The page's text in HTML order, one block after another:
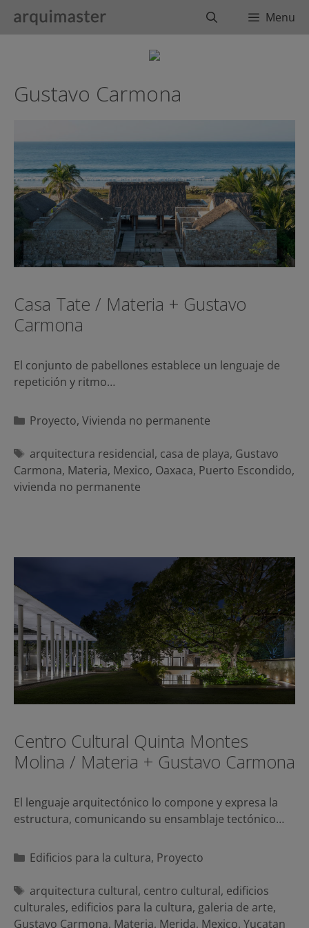
BuscarMenu
Gustavo Carmona
Casa Tate / Materia + Gustavo
Carmona
El conjunto de pabellones establece un lenguaje de
repetición y ritmo…
Categorías
Proyecto, Vivienda no permanente
Etiquetas
arquitectura residencial, casa de playa, Gustavo
Carmona, Materia, Mexico, Oaxaca, Puerto Escondido,
vivienda no permanente
Centro Cultural Quinta Montes
Molina / Materia + Gustavo Carmona
El lenguaje arquitectónico lo compone y expresa la
estructura, comunicando su ensamblaje tectónico…
Categorías
Edificios para la cultura, Proyecto
Etiquetas
arquitectura cultural, centro cultural, edificios
culturales, edificios para la cultura, galeria de arte,
Gustavo Carmona, Materia, Merida, Mexico, Yucatan